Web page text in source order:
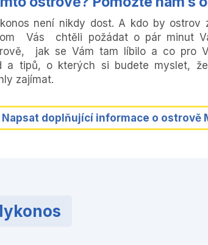
není nikdy dost. A kdo by
Vás chtěli požádat o pár minut
jak se Vám tam líbilo a co pro
a tipů, o kterých si budete myslet,
zajímat.
Napsat doplňující informace o ostrově